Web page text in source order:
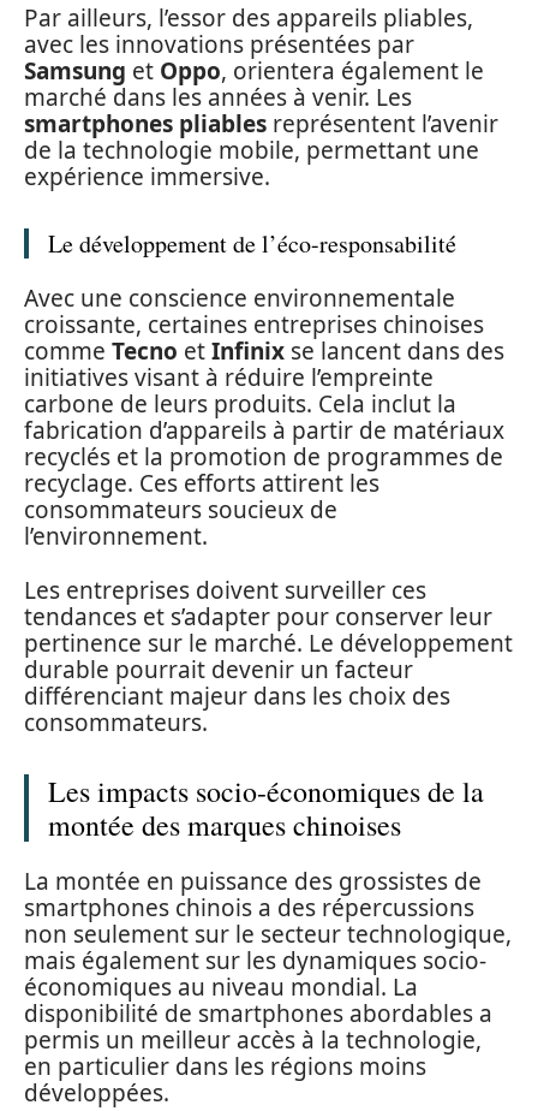
Par ailleurs, l’essor des appareils pliables,
avec les innovations présentées par
Samsung et Oppo, orientera également le
marché dans les années à venir. Les
smartphones pliables représentent l’avenir
de la technologie mobile, permettant une
expérience immersive.
Le développement de l’éco-responsabilité
Avec une conscience environnementale
croissante, certaines entreprises chinoises
comme Tecno etInfinix se lancent dans des
initiatives visant à réduire l’empreinte
carbone de leurs produits. Cela inclut la
fabrication d’appareils à partir de matériaux
recyclés et la promotion de programmes de
recyclage. Ces efforts attirent les
consommateurs soucieux de
l’environnement.
Les entreprises doivent surveiller ces
tendances et s’adapter pour conserver leur
pertinence sur le marché. Le développement
durable pourrait devenir un facteur
différenciant majeur dans les choix des
consommateurs.
Les impacts socio-économiques de la
montée des marques chinoises
La montée en puissance des grossistes de
smartphones chinois a des répercussions
non seulement sur le secteur technologique,
mais également sur les dynamiques socio-
économiques au niveau mondial. La
disponibilité de smartphones abordables a
permis un meilleur accès à la technologie,
en particulier dans les régions moins
développées.